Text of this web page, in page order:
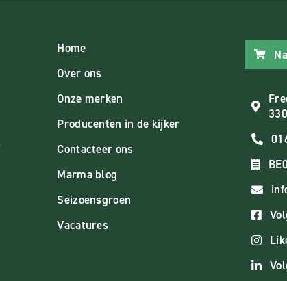
Home
Over ons
Onze merken
Producenten in de kijker
Contacteer ons
Marma blog
Seizoensgroen
Vacatures